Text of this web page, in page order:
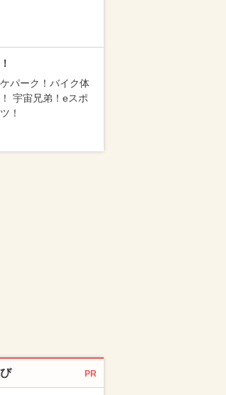
パーク！バイク体
宇宙兄弟！eスポ
！
PR